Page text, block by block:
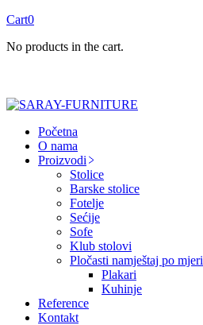
Cart0
No products in the cart.
Početna
O nama
Proizvodi
Stolice
Barske stolice
Fotelje
Sećije
Sofe
Klub stolovi
Pločasti namještaj po mjeri
Plakari
Kuhinje
Reference
Kontakt